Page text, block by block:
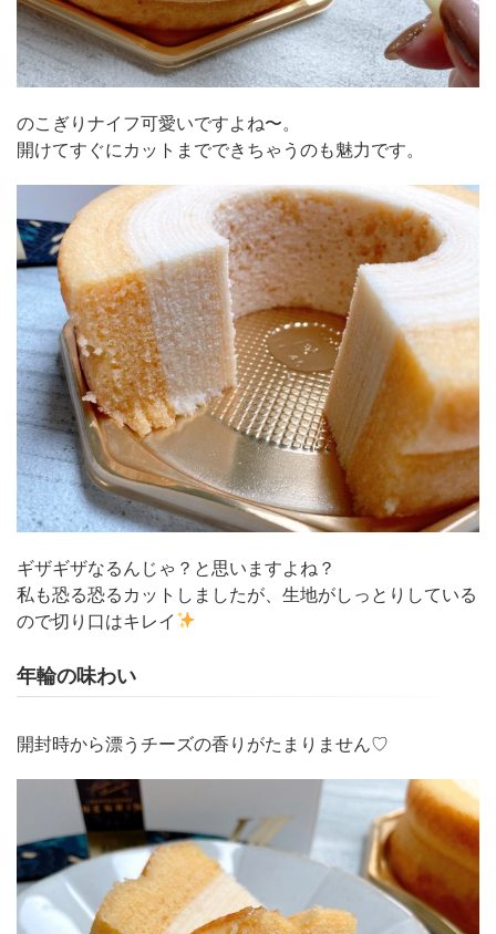
のこぎりナイフ可愛いですよね〜。
開けてすぐにカットまでできちゃうのも魅力です。
ギザギザなるんじゃ？と思いますよね？
私も恐る恐るカットしましたが、生地がしっとりしている
ので切り口はキレイ
年輪の味わい
開封時から漂うチーズの香りがたまりません♡